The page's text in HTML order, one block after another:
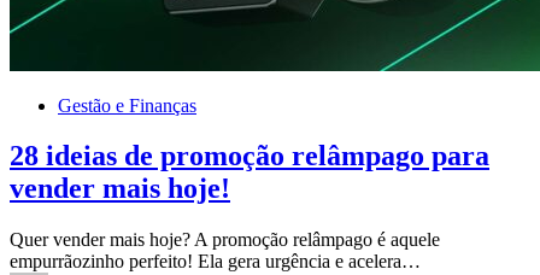
Gestão e Finanças
28 ideias de promoção relâmpago para
vender mais hoje!
Quer vender mais hoje? A promoção relâmpago é aquele
empurrãozinho perfeito! Ela gera urgência e acelera…